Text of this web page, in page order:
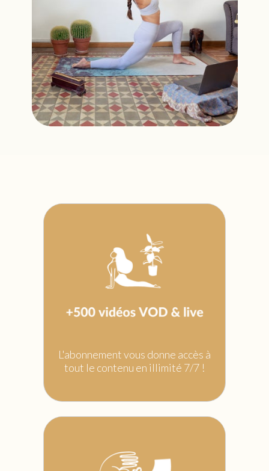
L'abonnement vous donne accès à
tout le contenu en illimité 7/7 !